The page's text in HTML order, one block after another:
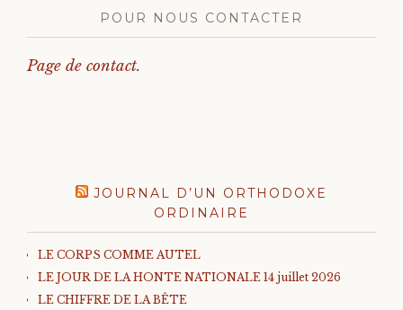
POUR NOUS CONTACTER
Page de contact.
JOURNAL D’UN ORTHODOXE
ORDINAIRE
LE CORPS COMME AUTEL
LE JOUR DE LA HONTE NATIONALE 14 juillet 2026
LE CHIFFRE DE LA BÊTE